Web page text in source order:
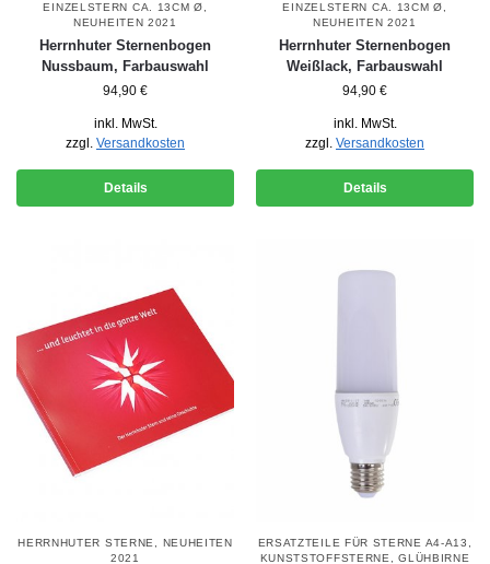
EINZELSTERN CA. 13CM Ø,
NEUHEITEN 2021
Herrnhuter Sternenbogen
Nussbaum, Farbauswahl
94,90 €
inkl. MwSt.
zzgl. Versandkosten
Details
EINZELSTERN CA. 13CM Ø,
NEUHEITEN 2021
Herrnhuter Sternenbogen
Weißlack, Farbauswahl
94,90 €
inkl. MwSt.
zzgl. Versandkosten
Details
HERRNHUTER STERNE
NEUHEITEN
2021
ERSATZTEILE FÜR STERNE A4-A13,
KUNSTSTOFFSTERNE
,GLÜHBIRNE